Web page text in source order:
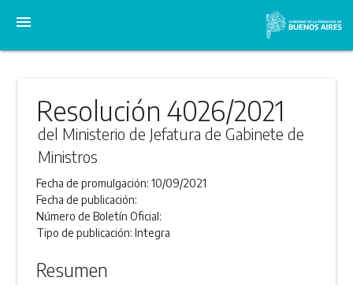
menu
Resolución 4026/2021
del Ministerio de Jefatura de Gabinete de
Ministros
Fecha de promulgación:10/09/2021
Fecha de publicación:
Número de Boletín Oficial:
Tipo de publicación:Integra
Resumen